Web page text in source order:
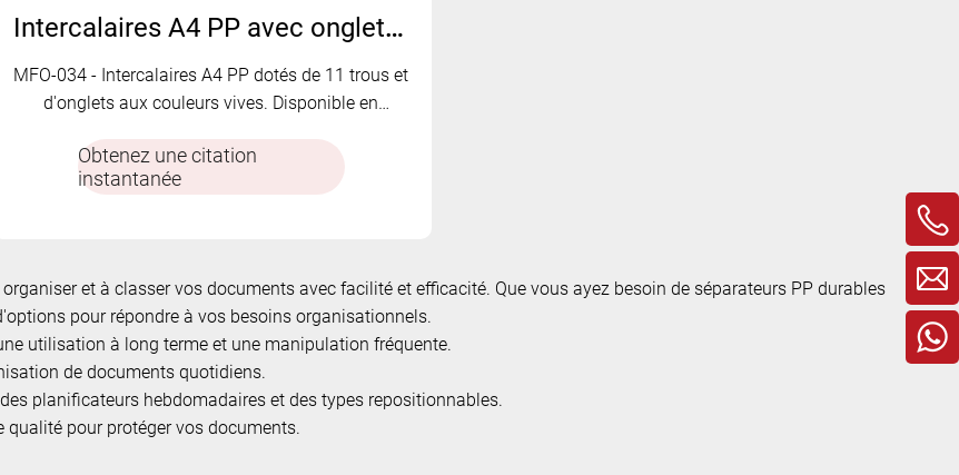
Intercalaires A4 PP avec onglets colorés – Options de plusieurs pages | MFO-034
MFO-034 - Intercalaires A4 PP dotés de 11 trous et
d'onglets aux couleurs vives. Disponible en
Obtenez une citation
instantanée
et à classer vos documents avec facilité et efficacité. Que vous ayez besoin de séparateurs PP durables
pour répondre à vos besoins organisationnels.
utilisation à long terme et une manipulation fréquente.
de documents quotidiens.
planificateurs hebdomadaires et des types repositionnables.
qualité pour protéger vos documents.